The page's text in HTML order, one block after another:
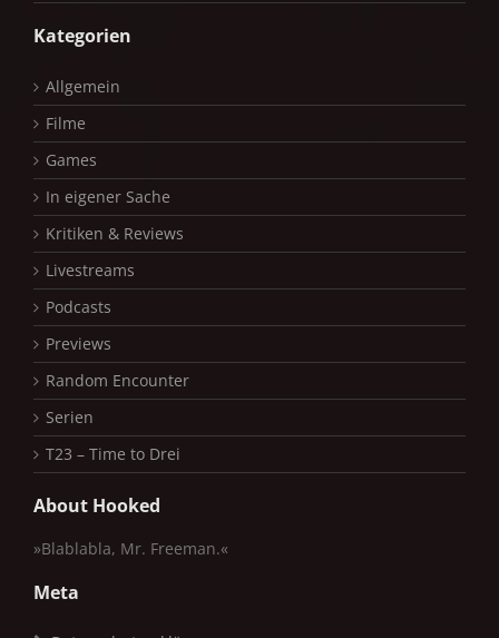
Kategorien
Allgemein
Filme
Games
In eigener Sache
Kritiken & Reviews
Livestreams
Podcasts
Previews
Random Encounter
Serien
T23 – Time to Drei
About Hooked
»Blablabla, Mr. Freeman.«
Meta